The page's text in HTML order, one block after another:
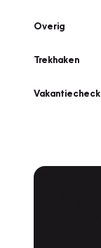
Overig
Trekhaken
Vakantiecheck